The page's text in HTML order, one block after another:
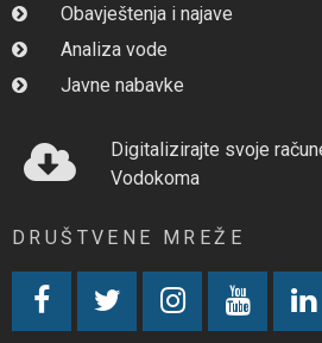
Obavještenja i najave
Analiza vode
Javne nabavke
Digitalizirajte svoje
Vodokoma
DRUŠTVENE MREŽE